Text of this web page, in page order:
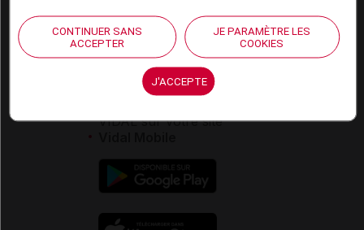
Service client
Contact
Aide
Espace partenaires
VIDAL sur votre site
CONTINUER SANS
ACCEPTER
JE PARAMÈTRE LES
COOKIES
J'ACCEPTE